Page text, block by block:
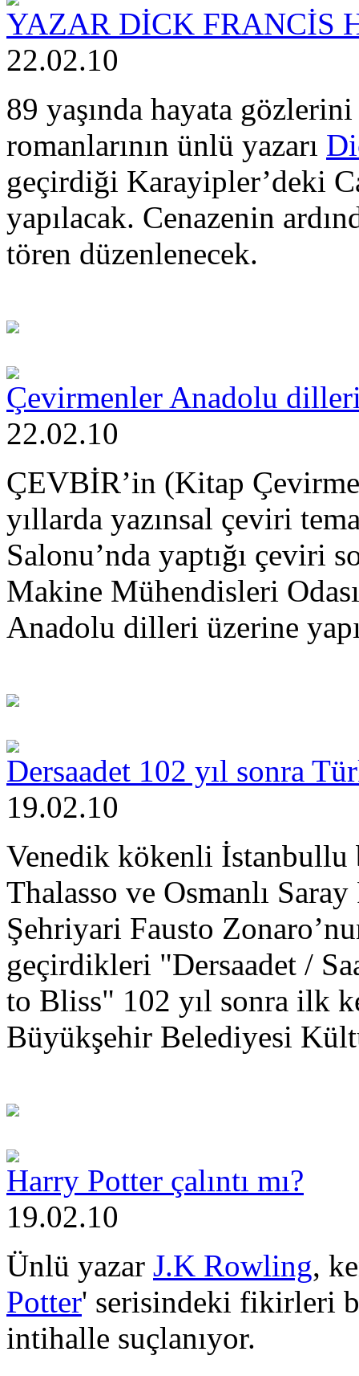
YAZAR DİCK FRANCİS
22.02.10
89 yaşında hayata
romanlarının ünlü yazarı
geçirdiği Karayipler’deki
yapılacak. Cenazenin
tören düzenlenecek.
Çevirmenler Anadolu
22.02.10
ÇEVBİR’in (Kitap
yıllarda yazınsal çeviri
Salonu’nda yaptığı çeviri
Makine Mühendisleri
Anadolu dilleri üzerine
Dersaadet 102 yıl sonra
19.02.10
Venedik kökenli
Thalasso ve Osmanlı Saray
Şehriyari Fausto
geçirdikleri "Dersaadet /
to Bliss" 102 yıl sonra ilk
Büyükşehir Belediyesi
Harry Potter çalıntı mı?
19.02.10
Ünlü yazar J.K Rowling,
Potter' serisindeki fikirleri
intihalle suçlanıyor.